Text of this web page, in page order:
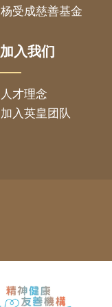
杨受成慈善基金
加入我们
人才理念
加入英皇团队